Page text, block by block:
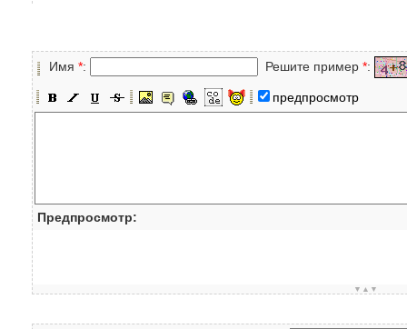
Имя *: Решите пример *:
предпросмотр
Предпросмотр:
▼▲▼